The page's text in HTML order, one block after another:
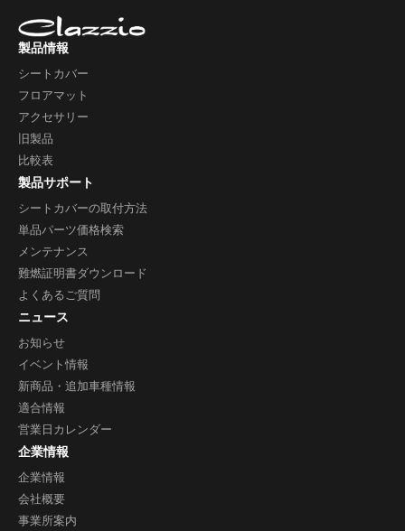
製品情報
シートカバー
フロアマット
アクセサリー
旧製品
比較表
製品サポート
シートカバーの取付方法
単品パーツ価格検索
メンテナンス
難燃証明書ダウンロード
よくあるご質問
ニュース
お知らせ
イベント情報
新商品・追加車種情報
適合情報
営業日カレンダー
企業情報
企業情報
会社概要
事業所案内